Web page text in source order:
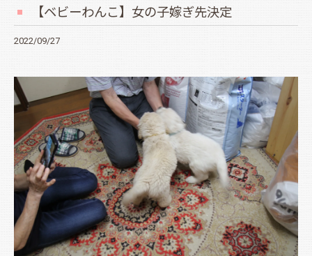
【ベビーわんこ】女の子嫁ぎ先決定
2022/09/27